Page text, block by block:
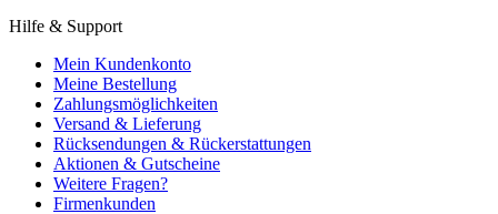
Hilfe & Support
Mein Kundenkonto
Meine Bestellung
Zahlungsmöglichkeiten
Versand & Lieferung
Rücksendungen & Rückerstattungen
Aktionen & Gutscheine
Weitere Fragen?
Firmenkunden